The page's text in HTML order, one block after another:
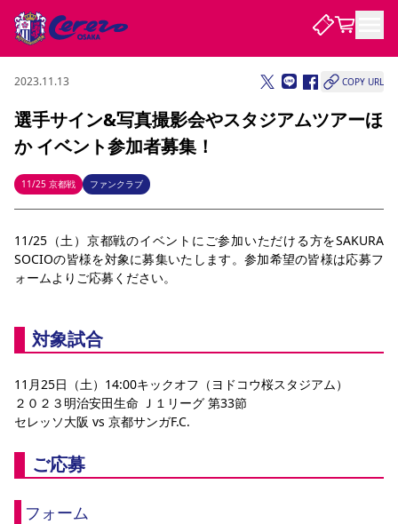
試合・チーム
試合について
試合日程 / 結果 順位表
チームについて
選手・スタッフ スケジュール メディア情報 アクセス
レディース
アカデミー
ハナサカプレーヤー 歴代所属選手
観戦する
チケット
チケット情報 販売スケジュール 価格・席種
購入方法
シーズンシート
法人シーズンシート 福祉サービス 団体チケット
特定興行入場券 譲渡サービス リセールサービス
初めて観戦ガイド
観戦マナー&ルール
スタジアム
YANMAR HANASAKA STADIUM
DAZNで観戦
アウェイツアー
クラブを知る
セレッソ大阪について
サポートする
セレッソアイデアちょうだいな
応援商店街
Lise（ライセンスビジネス）
サステナビリティ
サステナビリティポリシー
活動レポート
スポーツクラブ
ファンクラブ
ファンクラブ
まいセレチケット
会員規定 婚姻届・出生届・命名書
ニュース
ニュース
すべて チーム グッズ チケット
レディース
2023.11.13 COPY URL
選手サイン&写真撮影会やスタジアムツアーほ
か イベント参加者募集！
11/25 京都戦 ファンクラブ
11/25（土）京都戦のイベントにご参加いただける方をSAKURA
SOCIOの皆様を対象に募集いたします。参加希望の皆様は応募フ
ォームよりご応募ください。
対象試合
11月25日（土）14:00キックオフ（ヨドコウ桜スタジアム）
２０２３明治安田生命 Ｊ１リーグ 第33節
セレッソ大阪 vs 京都サンガF.C.
ご応募
フォーム